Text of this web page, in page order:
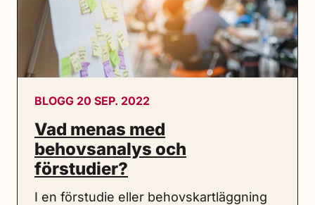
BLOGG 20 SEP. 2022
Vad menas med
behovsanalys och
förstudier?
I en förstudie eller behovskartläggning